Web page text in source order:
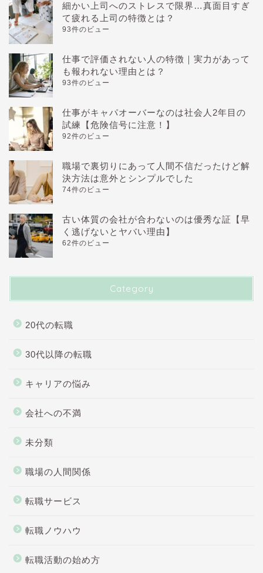
細かい上司へのストレスで限界…真面目すぎ
て疲れる上司の特徴とは？
93件のビュー
仕事で評価されない人の特徴｜実力があって
も報われない理由とは？
93件のビュー
仕事がキャパオーバーなのは社会人2年目の
試練【危険信号に注意！】
92件のビュー
職場で裏切りにあって人間不信だったけど解
決方法は意外とシンプルでした
74件のビュー
古い体質の会社が合わないのは優秀な証【早
く逃げないとヤバい理由】
62件のビュー
Category
20代の転職
30代以降の転職
キャリアの悩み
会社への不満
未分類
職場の人間関係
転職サービス
転職ノウハウ
転職活動の始め方